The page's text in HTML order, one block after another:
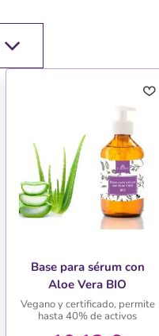
Base para sérum con
Aloe Vera BIO
Vegano y certificado, permite
hasta 40% de activos